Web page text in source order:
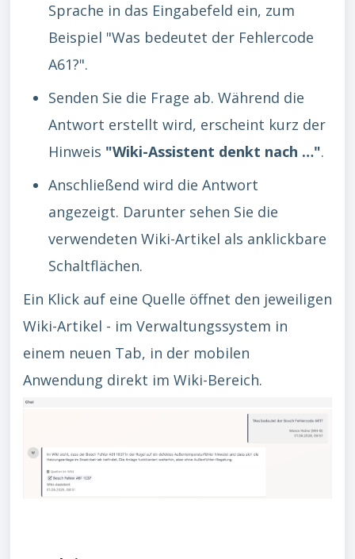
Sprache in das Eingabefeld ein, zum
Beispiel "Was bedeutet der Fehlercode
A61?".
Senden Sie die Frage ab. Während die
Antwort erstellt wird, erscheint kurz der
Hinweis "Wiki-Assistent denkt nach …".
Anschließend wird die Antwort
angezeigt. Darunter sehen Sie die
verwendeten Wiki-Artikel als anklickbare
Schaltflächen.
Ein Klick auf eine Quelle öffnet den jeweiligen
Wiki-Artikel - im Verwaltungssystem in
einem neuen Tab, in der mobilen
Anwendung direkt im Wiki-Bereich.